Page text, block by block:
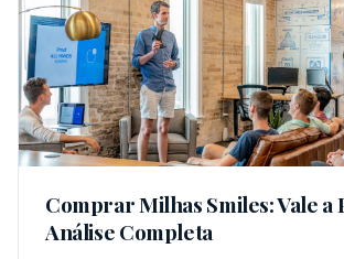
Comprar Milhas Smiles: Vale a
Análise Completa